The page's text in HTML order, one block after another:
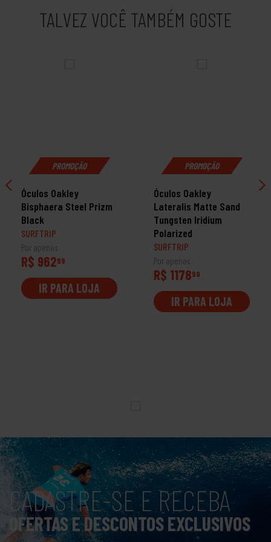
TALVEZ VOCÊ TAMBÉM GOSTE
PROMOÇÃO
Óculos Oakley
Bisphaera Steel Prizm
Black
SURFTRIP
Por apenas
R$ 96299
IR PARA LOJA
PROMOÇÃO
Óculos Oakley
Lateralis Matte Sand
Tungsten Iridium
Polarized
SURFTRIP
Por apenas
R$ 117899
IR PARA LOJA
CADASTRE-SE E RECEBA
OFERTAS E DESCONTOS EXCLUSIVOS